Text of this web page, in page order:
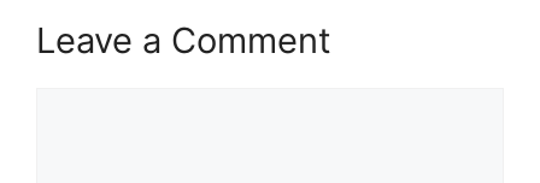
Leave a Comment